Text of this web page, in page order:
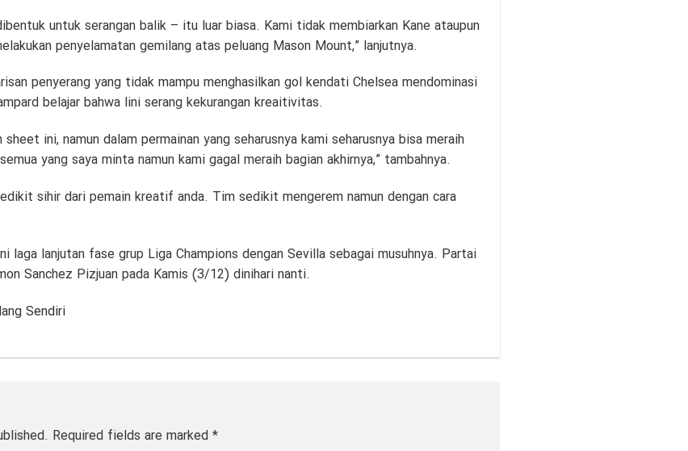
untuk serangan balik – itu luar biasa. Kami tidak membiarkan Kane ataupun
penyelamatan gemilang atas peluang Mason Mount,” lanjutnya.
penyerang yang tidak mampu menghasilkan gol kendati Chelsea mendominasi
belajar bahwa lini serang kekurangan kreaitivitas.
sheet ini, namun dalam permainan yang seharusnya kami seharusnya bisa meraih
yang saya minta namun kami gagal meraih bagian akhirnya,” tambahnya.
sihir dari pemain kreatif anda. Tim sedikit mengerem namun dengan cara
laga lanjutan fase grup Liga Champions dengan Sevilla sebagai musuhnya. Partai
Sanchez Pizjuan pada Kamis (3/12) dinihari nanti.
Sendiri
Required fields are marked *